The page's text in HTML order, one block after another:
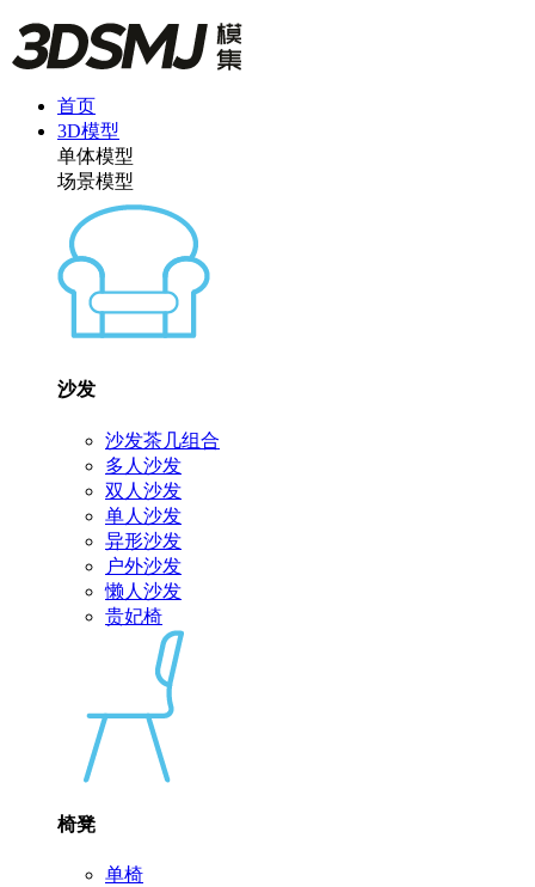
首页
3D模型
单体模型
场景模型
沙发
沙发茶几组合
多人沙发
双人沙发
单人沙发
异形沙发
户外沙发
懒人沙发
贵妃椅
椅凳
单椅